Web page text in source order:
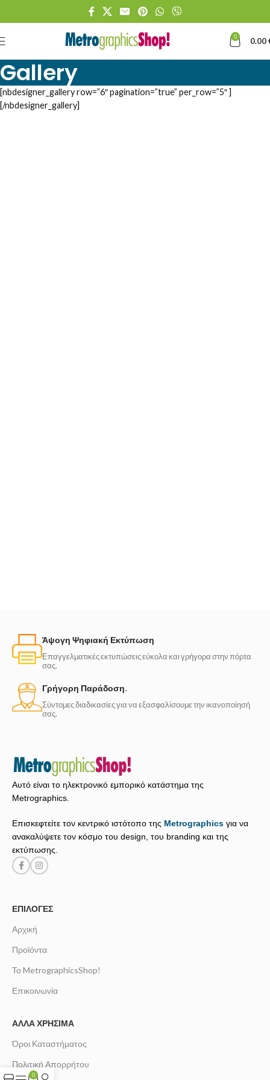
0 0.00
Gallery
[nbdesigner_gallery row=”6″ pagination=”true” per_row=”5″ ]
[/nbdesigner_gallery]
Άψογη Ψηφιακή Εκτύπωση
Επαγγελματικές εκτυπώσεις εύκολα και γρήγορα στην πόρτα
σας.
Γρήγορη Παράδοση.
Σύντομες διαδικασίες για να εξασφαλίσουμε την ικανοποίησή
σας.
Αυτό είναι το ηλεκτρονικό εμπορικό κατάστημα της
Metrographics.
Επισκεφτείτε τον κεντρικό ιστότοπο της Metrographics για να
ανακαλύψετε τον κόσμο του design, του branding και της
εκτύπωσης.
ΕΠΙΛΟΓΈΣ
Αρχική
Προϊόντα
Το MetrographicsShop!
Επικοινωνία
ΆΛΛΑ ΧΡΉΣΙΜΑ
Όροι Καταστήματος
Πολιτική Απορρήτου
0